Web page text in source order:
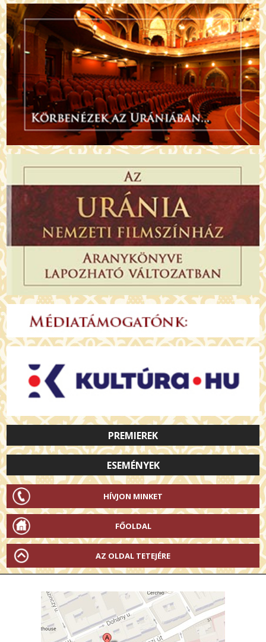
PREMIEREK
ESEMÉNYEK
HÍVJON MINKET
FŐOLDAL
AZ OLDAL TETEJÉRE